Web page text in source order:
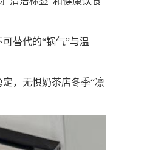
替代的“锅气”与温
，无惧奶茶店冬季“凛